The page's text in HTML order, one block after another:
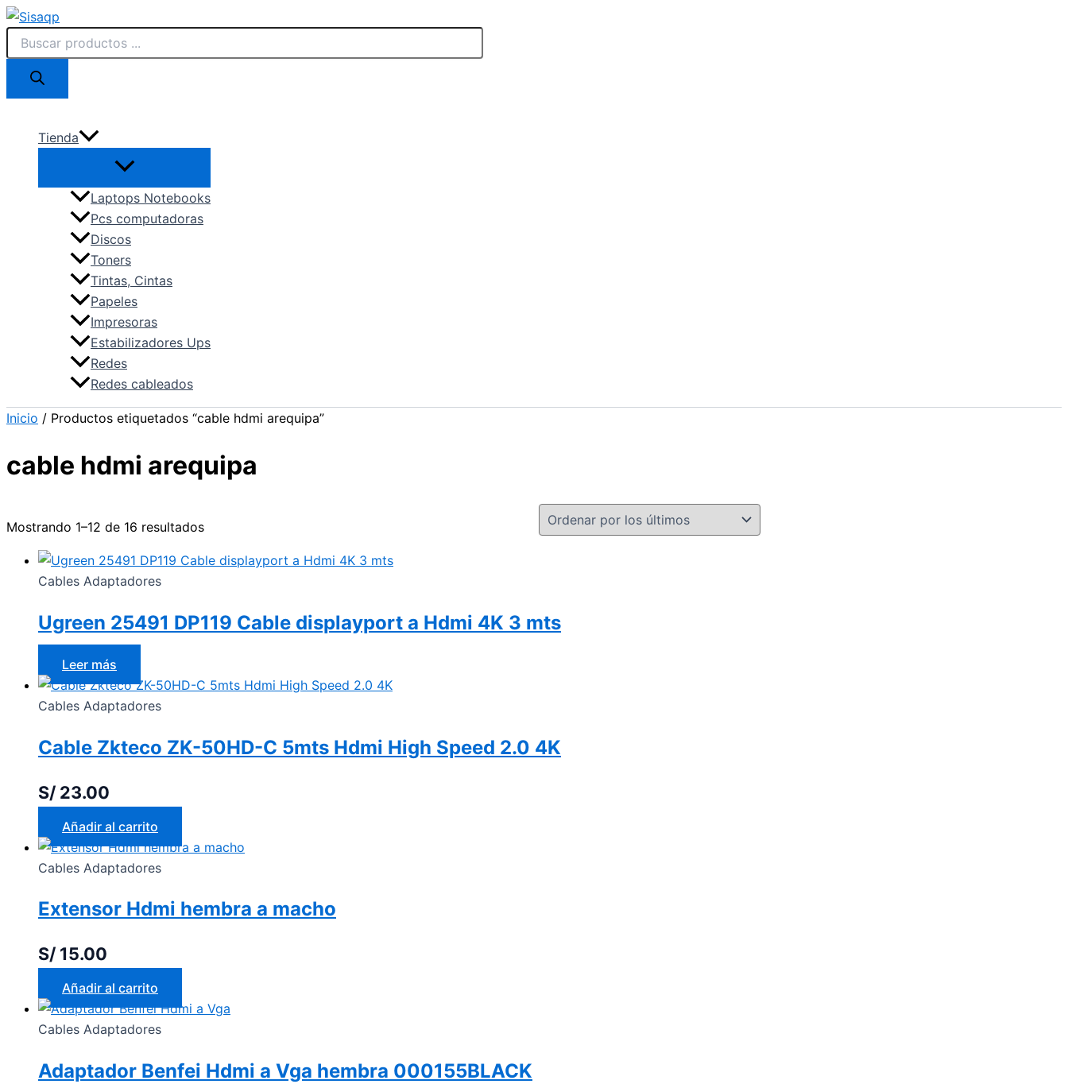
Ir
contenido
Búsqueda
Tienda
Laptops Notebooks
Pcs computadoras
Discos
Toners
Tintas, Cintas
Papeles
Impresoras
Estabilizadores Ups
Redes
Redes cableados
Inicio / Productos etiquetados “cable hdmi arequipa”
cable hdmi arequipa
Mostrando 1–12 de 16 resultadosOrdenado
los
Cables Adaptadores
Ugreen 25491 DP119 Cable displayport a Hdmi 4K 3 mts
Leer más
Cables Adaptadores
Cable Zkteco ZK-50HD-C 5mts Hdmi High Speed 2.0 4K
S/ 23.00
Añadir al carrito
Cables Adaptadores
Extensor Hdmi hembra a macho
S/ 15.00
Añadir al carrito
Cables Adaptadores
Adaptador Benfei Hdmi a Vga hembra 000155BLACK